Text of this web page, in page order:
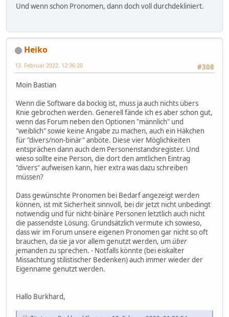
Und wenn schon Pronomen, dann doch voll durchdekliniert.
Heiko
#308
13. Februar 2022, 12:36:20
Moin Bastian
Wenn die Software da bockig ist, muss ja auch nichts übers
Knie gebrochen werden. Generell fände ich es aber schon gut,
wenn das Forum neben den Optionen "männlich" und
"weiblich" sowie keine Angabe zu machen, auch ein Häkchen
für "divers/non-binär" anböte. Diese vier Möglichkeiten
entsprächen dann auch dem Personenstandsregister. Und
wieso sollte eine Person, die dort den amtlichen Eintrag
"divers" aufweisen kann, hier extra was dazu schreiben
müssen?
Dass gewünschte Pronomen bei Bedarf angezeigt werden
können, ist mit Sicherheit sinnvoll, bei dir jetzt nicht unbedingt
notwendig und für nicht-binäre Personen letztlich auch nicht
die passendste Lösung. Grundsätzlich vermute ich sowieso,
dass wir im Forum unsere eigenen Pronomen gar nicht so oft
brauchen, da sie ja vor allem genutzt werden, umüber
jemanden zu sprechen. - Notfalls könnte (bei eiskalter
Missachtung stilistischer Bedenken) auch immer wieder der
Eigenname genutzt werden.
Hallo Burkhard,